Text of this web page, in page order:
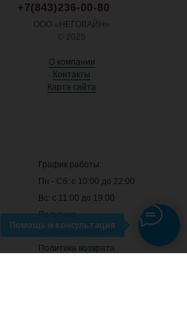
Помощь и консультация
График работы:
Пн - Сб: с 10:00 до 22:00
Вс: с 11:00 до 19:00
Политика
конфиденциальности
Политика возврата
ООО «НЕГОВАЙН»
© 2025
О компании
Контакты
Карта сайта
+7(843)236-00-80